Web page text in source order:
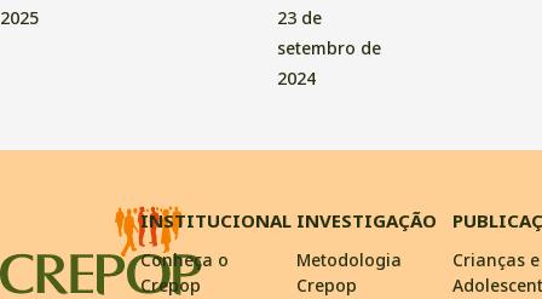
2025
23 de
setembro de
2024
INSTITUCIONAL
Conheça o
Crepop
INVESTIGAÇÃO
Metodologia
Crepop
Crianças e